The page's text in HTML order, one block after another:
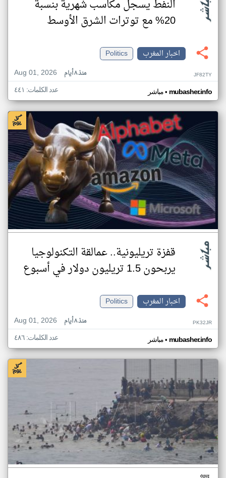
النفط يسجل مكاسب شهرية بنسبة
20% مع توترات الشرق الأوسط
اخبار المغرب
Politics
Aug 01, 2026
منذ ٨ أيام JF82TY
مباشر• mubasher.info عدد الكلمات: ٤٤١
قفزة تريليونية.. عمالقة التكنولوجيا
يربحون 1.5 تريليون دولار في أسبوع
اخبار المغرب
Politics
Aug 01, 2026
منذ ٨ أيام PK32JR
مباشر• mubasher.info عدد الكلمات: ٤٨٦